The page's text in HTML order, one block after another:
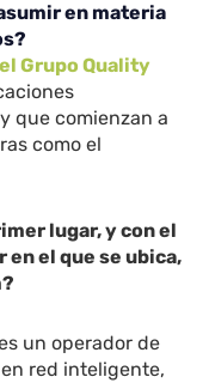
en materia
Grupo Quality
que comienzan a
como el
lugar, y con el
el que se ubica,
un operador de
red inteligente,